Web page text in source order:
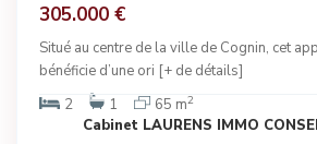
305.000 €
Situé au centre de la ville de Cognin, cet
bénéficie d’une ori [+ de détails]
2
1 65 m2
Cabinet LAURENS IMMO